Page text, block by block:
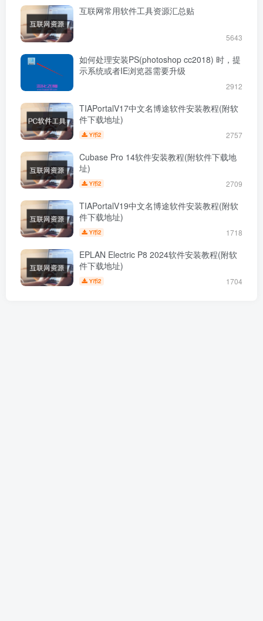
互联网常用软件工具资源汇总贴
5643
如何处理安装PS(photoshop cc2018) 时，提
示系统或者IE浏览器需要升级
2912
TIAPortalV17中文名博途软件安装教程(附软
件下载地址)
Y币2 2757
Cubase Pro 14软件安装教程(附软件下载地
址)
Y币2 2709
TIAPortalV19中文名博途软件安装教程(附软
件下载地址)
Y币2 1718
EPLAN Electric P8 2024软件安装教程(附软
件下载地址)
Y币2 1704